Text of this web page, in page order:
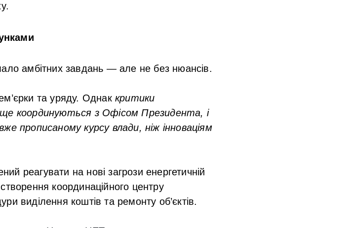
амбітних завдань — але не без нюансів.
та уряду. Однак критики
координуються з Офісом Президента, і
прописаному курсу влади, ніж інноваціям
реагувати на нові загрози енергетичній
координаційного центру
виділення коштів та ремонту об’єктів.